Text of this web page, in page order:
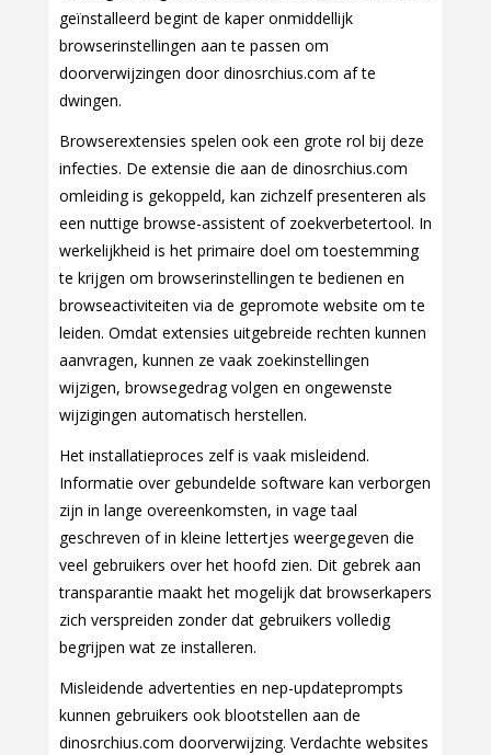
geïnstalleerd begint de kaper onmiddellijk
browserinstellingen aan te passen om
doorverwijzingen door dinosrchius.com af te
dwingen.
Browserextensies spelen ook een grote rol bij deze
infecties. De extensie die aan de dinosrchius.com
omleiding is gekoppeld, kan zichzelf presenteren als
een nuttige browse-assistent of zoekverbetertool. In
werkelijkheid is het primaire doel om toestemming
te krijgen om browserinstellingen te bedienen en
browseactiviteiten via de gepromote website om te
leiden. Omdat extensies uitgebreide rechten kunnen
aanvragen, kunnen ze vaak zoekinstellingen
wijzigen, browsegedrag volgen en ongewenste
wijzigingen automatisch herstellen.
Het installatieproces zelf is vaak misleidend.
Informatie over gebundelde software kan verborgen
zijn in lange overeenkomsten, in vage taal
geschreven of in kleine lettertjes weergegeven die
veel gebruikers over het hoofd zien. Dit gebrek aan
transparantie maakt het mogelijk dat browserkapers
zich verspreiden zonder dat gebruikers volledig
begrijpen wat ze installeren.
Misleidende advertenties en nep-updateprompts
kunnen gebruikers ook blootstellen aan de
dinosrchius.com doorverwijzing. Verdachte websites